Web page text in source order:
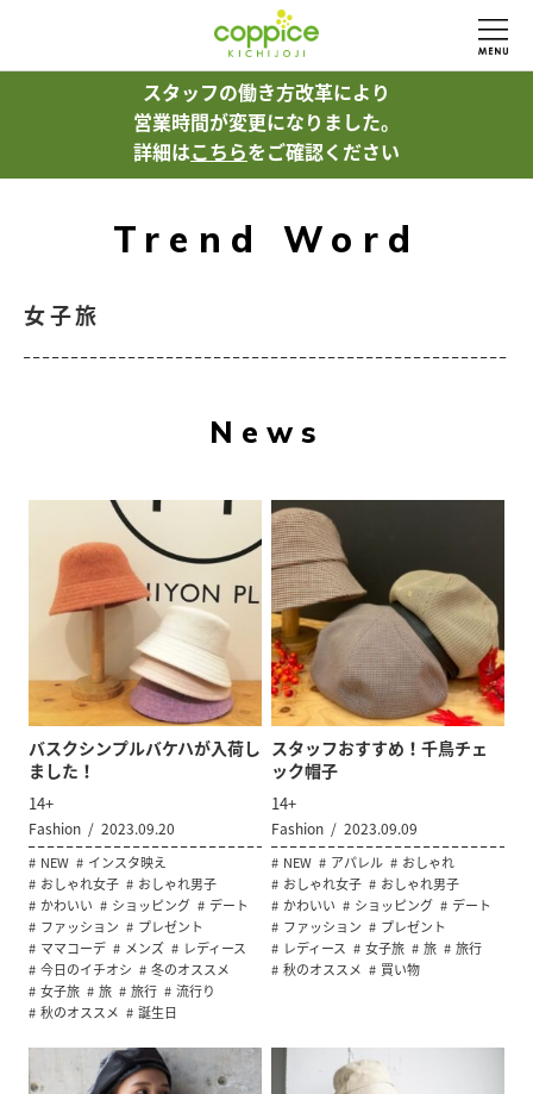
スタッフの働き方改革により
営業時間が変更になりました。
詳細はこちらをご確認ください
Trend Word
女子旅
News
バスクシンプルバケハが入荷し
ました！
14+
Fashion 2023.09.20
NEW
インスタ映え
おしゃれ女子
おしゃれ男子
かわいい
ショッピング
デート
ファッション
プレゼント
ママコーデ
メンズ
レディース
今日のイチオシ
冬のオススメ
女子旅
旅 旅行
流行り
秋のオススメ
誕生日
スタッフおすすめ！千鳥チェ
ック帽子
14+
Fashion 2023.09.09
NEW アパレル
おしゃれ
おしゃれ女子
おしゃれ男子
かわいい
ショッピング
デート
ファッション
プレゼント
レディース
女子旅 旅
旅行
秋のオススメ
買い物